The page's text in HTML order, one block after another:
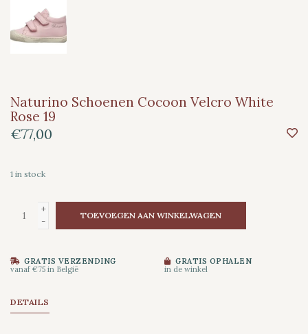
Naturino Schoenen Cocoon Velcro White
Rose 19
€77,00
1 in stock
+
-
TOEVOEGEN AAN WINKELWAGEN
GRATIS VERZENDING
vanaf €75 in België
GRATIS OPHALEN
in de winkel
DETAILS